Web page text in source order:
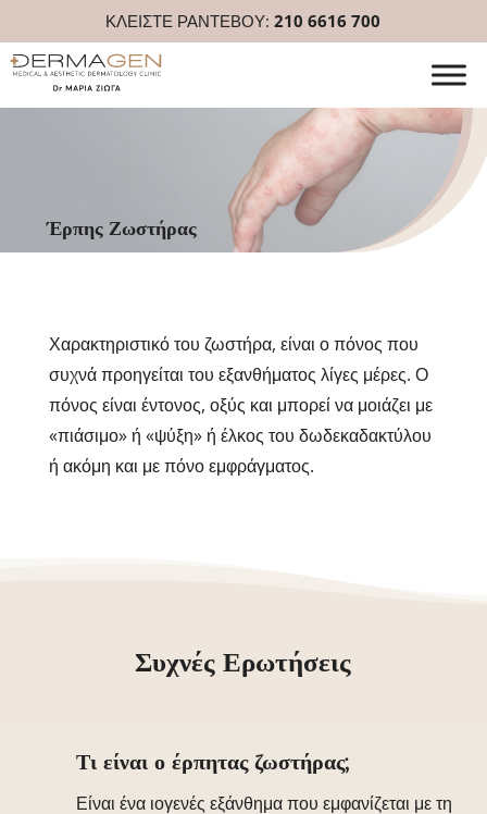
ΚΛΕΙΣΤΕ ΡΑΝΤΕΒΟΥ:210 6616 700
Έρπης Ζωστήρας
Χαρακτηριστικό του ζωστήρα, είναι ο πόνος που
συχνά προηγείται του εξανθήματος λίγες μέρες. Ο
πόνος είναι έντονος, οξύς και μπορεί να μοιάζει με
«πιάσιμο» ή «ψύξη» ή έλκος του δωδεκαδακτύλου
ή ακόμη και με πόνο εμφράγματος.
Συχνές Ερωτήσεις
Τι είναι ο έρπητας ζωστήρας;
Είναι ένα ιογενές εξάνθημα που εμφανίζεται με τη